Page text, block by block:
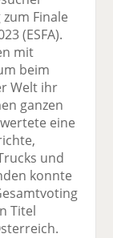
Finale
(ESFA).
mit
beim
Welt ihr
ganzen
eine
und
konnte
Titel